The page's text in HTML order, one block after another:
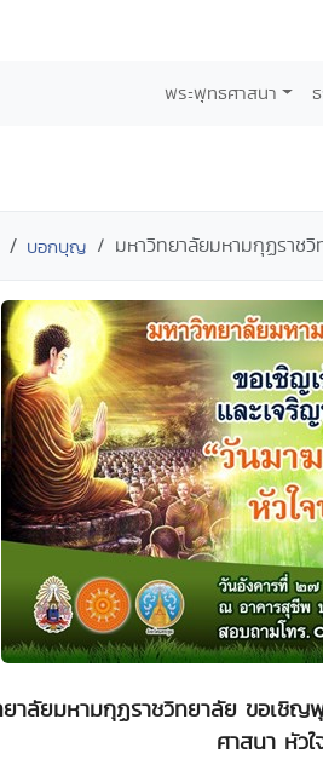
พระพุทธศาสนา
บอกบุญ มหาวิทยาลัยมหามกุฏราช
าลัยมหามกุฏราชวิทยาลัย ขอเชิญ
ศาสนา หัว